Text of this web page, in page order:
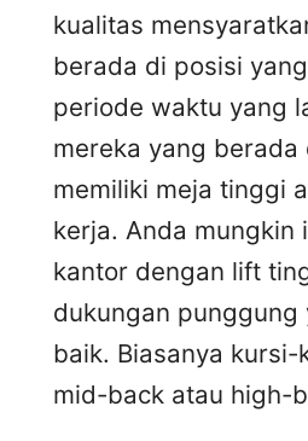
kualitas
berada di posisi
periode waktu yang
mereka yang berada
memiliki meja tinggi
kerja. Anda mungkin
kantor dengan lift
dukungan punggung
baik. Biasanya
mid-back atau high-